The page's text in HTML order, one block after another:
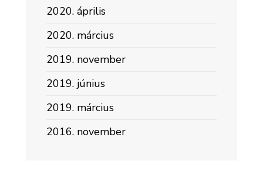
2020. április
2020. március
2019. november
2019. június
2019. március
2016. november